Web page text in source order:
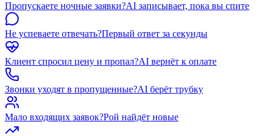
Пропускаете ночные заявки?AI записывает, пока вы спите
Не успеваете отвечать?Первый ответ за секунды
Клиент спросил цену и пропал?AI вернёт к оплате
Звонки уходят в пропущенные?AI берёт трубку
Мало входящих заявок?Рой найдёт новые